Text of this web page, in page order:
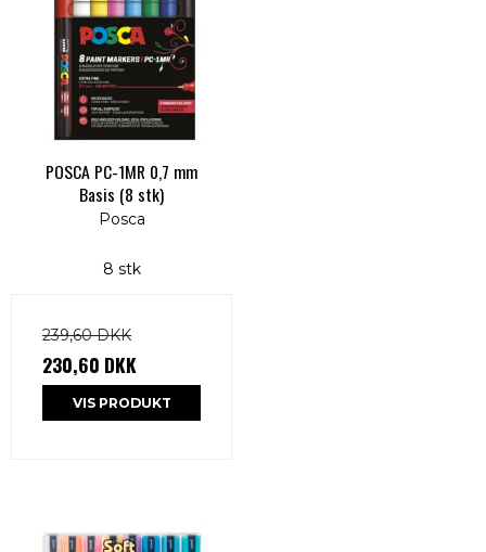
POSCA PC-1MR 0,7 mm
Basis (8 stk)
Posca
8 stk
239,60 DKK
230,60 DKK
VIS PRODUKT